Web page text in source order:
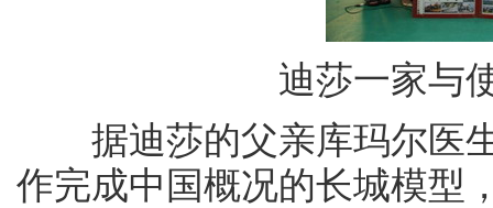
迪莎一家与
据迪莎的父亲库玛尔医生
作完成中国概况的长城模型